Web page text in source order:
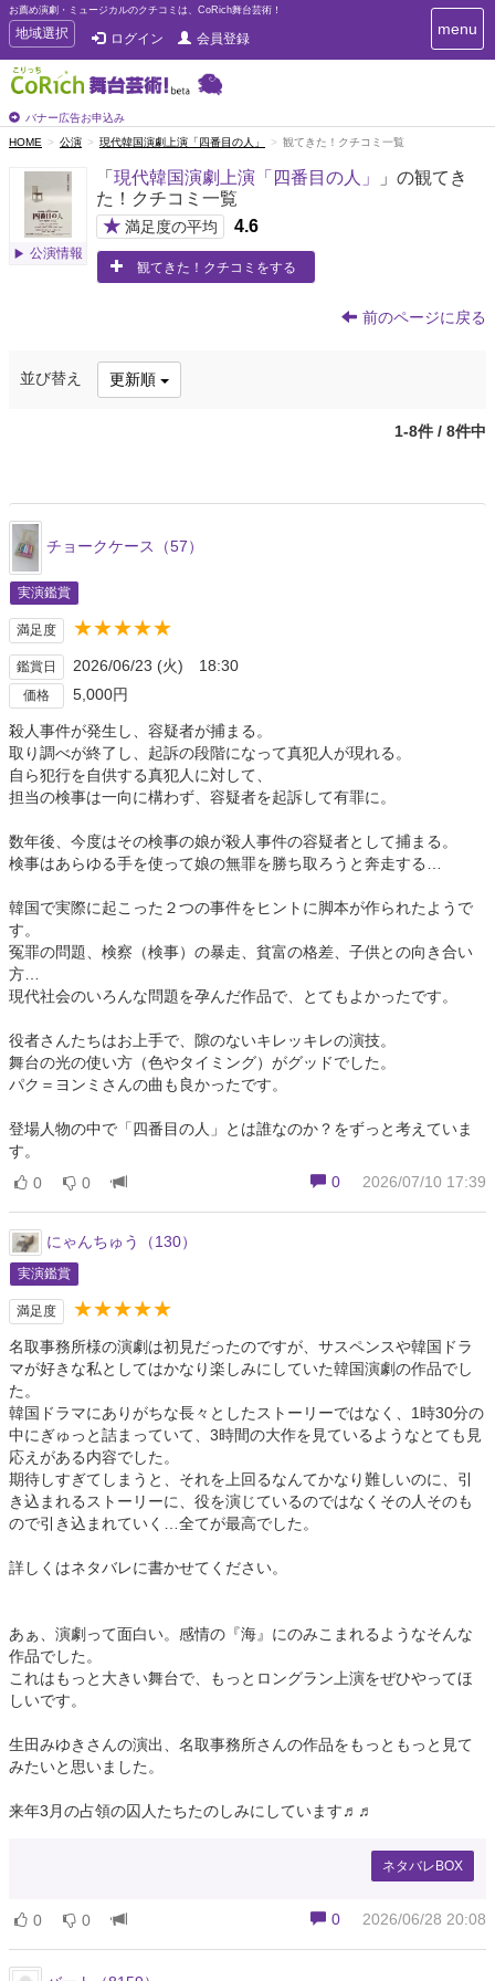
お薦め演劇・ミュージカルのクチコミは、CoRich舞台芸術！
T
o
g
g
e
n
t
地域選択 ログイン 会員登録
バナー広告お申込み
T
o
a
i
menu
HOME 公演 現代韓国演劇上演「四番目の人」 観てきた！クチコミ一覧
公演情報
「 現代韓国演劇上演「四番目の人」
」の観てき
た！クチコミ一覧
★ 満足度の平均 4.6
観てきた！クチコミをする
前のページに戻る
並び替え 更新順
1-8件 / 8件中
チョークケース（57）
実演鑑賞
満足度 ★★★★★
鑑賞日 2026/06/23 (火) 18:30
価格 5,000円
殺人事件が発生し、容疑者が捕まる。
取り調べが終了し、起訴の段階になって真犯人が現れる。
自ら犯行を自供する真犯人に対して、
担当の検事は一向に構わず、容疑者を起訴して有罪に。
数年後、今度はその検事の娘が殺人事件の容疑者として捕まる。
検事はあらゆる手を使って娘の無罪を勝ち取ろうと奔走する…
韓国で実際に起こった２つの事件をヒントに脚本が作られたようで
す。
冤罪の問題、検察（検事）の暴走、貧富の格差、子供との向き合い
方…
現代社会のいろんな問題を孕んだ作品で、とてもよかったです。
役者さんたちはお上手で、隙のないキレッキレの演技。
舞台の光の使い方（色やタイミング）がグッドでした。
パク＝ヨンミさんの曲も良かったです。
登場人物の中で「四番目の人」とは誰なのか？をずっと考えていま
す。
0
2026/07/10 17:39
0 0
にゃんちゅう（130）
実演鑑賞
満足度 ★★★★★
名取事務所様の演劇は初見だったのですが、サスペンスや韓国ドラ
マが好きな私としてはかなり楽しみにしていた韓国演劇の作品でし
た。
韓国ドラマにありがちな長々としたストーリーではなく、1時30分の
中にぎゅっと詰まっていて、3時間の大作を見ているようなとても見
応えがある内容でした。
期待しすぎてしまうと、それを上回るなんてかなり難しいのに、引
き込まれるストーリーに、役を演じているのではなくその人そのも
ので引き込まれていく…全てが最高でした。
詳しくはネタバレに書かせてください。
あぁ、演劇って面白い。感情の『海』にのみこまれるようなそんな
作品でした。
これはもっと大きい舞台で、もっとロングラン上演をぜひやってほ
しいです。
生田みゆきさんの演出、名取事務所さんの作品をもっともっと見て
みたいと思いました。
来年3月の占領の囚人たちたのしみにしています♬♬
ネタバレBOX
0 2026/06/28 20:08
0 0